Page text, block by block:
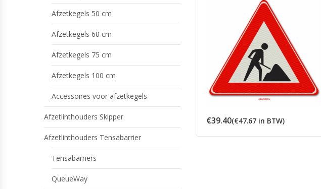
€39.40(€47.67 in BTW)
Afzetkegels 50 cm
Afzetkegels 60 cm
Afzetkegels 75 cm
Afzetkegels 100 cm
Accessoires voor afzetkegels
Afzetlinthouders Skipper
Afzetlinthouders Tensabarrier
Tensabarriers
QueueWay